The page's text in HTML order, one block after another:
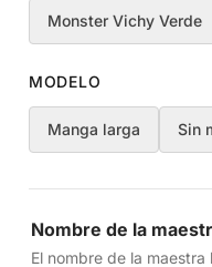
Monster Vichy Verde
MODELO
Manga larga Sin
Nombre de la
El nombre de la